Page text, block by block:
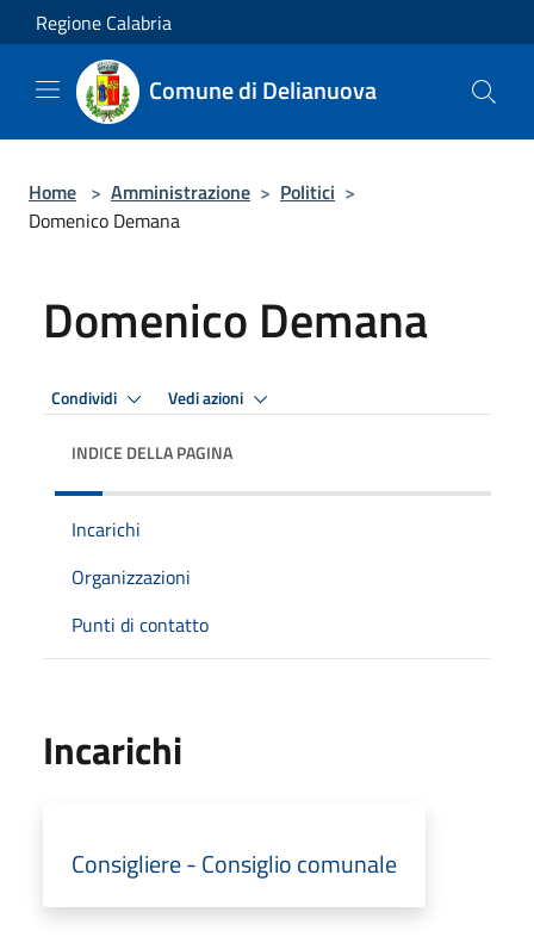
Salta al contenuto principale
Regione Calabria
Comune di Delianuova
Home > Amministrazione > Politici >
Domenico Demana
Domenico Demana
Condividi Vedi azioni
INDICE DELLA PAGINA
Incarichi
Organizzazioni
Punti di contatto
Incarichi
Consigliere - Consiglio comunale